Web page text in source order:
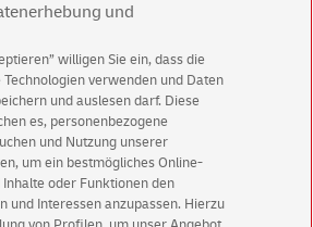
unseren Newsletter
über exklusive Angebote und
mit Vorteil
sichern sich einen5 € Gutschein
und
willigen Sie ein, dass die
Technologien verwenden und Daten
und auslesen darf. Diese
es, personenbezogene
und Nutzung unserer
um ein bestmögliches Online-
oder Funktionen den
und Interessen anzupassen. Hierzu